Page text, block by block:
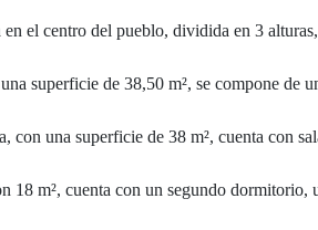
en el centro del pueblo, dividida en 3
superficie de 38,50 m², se compone de
con una superficie de 38 m², cuenta con
18 m², cuenta con un segundo dormitorio,